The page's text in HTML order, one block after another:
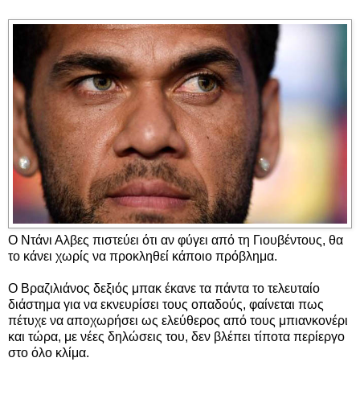
Ο Ντάνι Αλβες πιστεύει ότι αν φύγει από τη Γιουβέντους, θα
το κάνει χωρίς να προκληθεί κάποιο πρόβλημα.
Ο Βραζιλιάνος δεξιός μπακ έκανε τα πάντα το τελευταίο
διάστημα για να εκνευρίσει τους οπαδούς, φαίνεται πως
πέτυχε να αποχωρήσει ως ελεύθερος από τους μπιανκονέρι
και τώρα, με νέες δηλώσεις του, δεν βλέπει τίποτα περίεργο
στο όλο κλίμα.